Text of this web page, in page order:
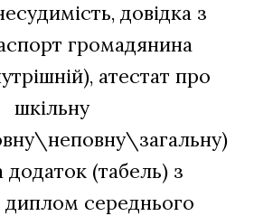
довідка з
громадянина
атестат про
шкільну
додаток (табель) з
диплом середнього